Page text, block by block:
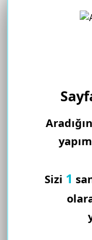
Sizi 1